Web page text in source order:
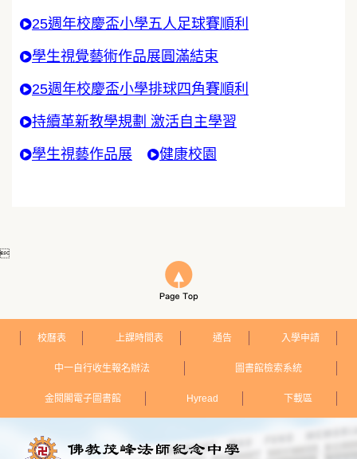
25週年校慶盃小學五人足球賽順利
學生視覺藝術作品展圓滿結束
25週年校慶盃小學排球四角賽順利
持續革新教學規劃 激活自主學習
學生視藝作品展 健康校園

校曆表 上課時間表 通告 入學申請
中一自行收生報名辦法 圖書館檢索系統
金閱閣電子圖書館 Hyread 下載區